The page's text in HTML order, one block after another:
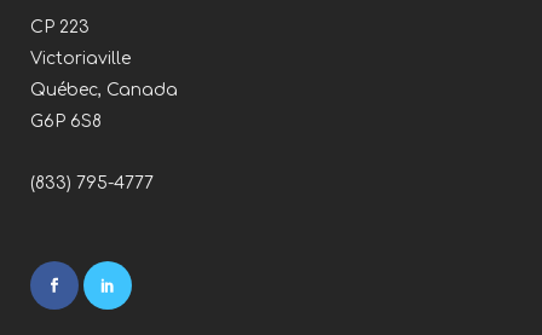
CP 223
Victoriaville
Québec, Canada
G6P 6S8
(833) 795-4777